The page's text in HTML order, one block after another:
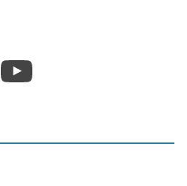
YouTube